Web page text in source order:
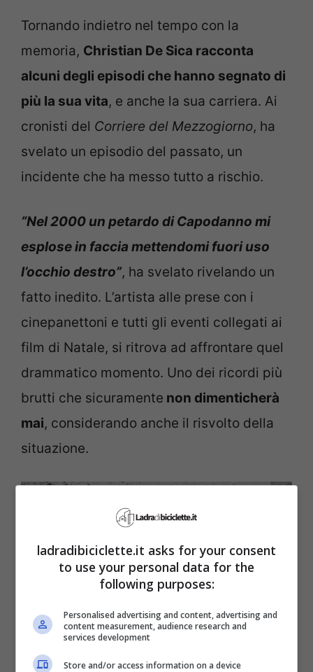
Tornando indietro nel tempo con la
memoria, Christian De Sica racconta
alcuni degli episodi che hanno segnato di
più la sua vita, e anche la sua carriera. Ai
cronisti del Corriere del Mezzogiorno, ha
svelato un episodio del passato, un
incidente che ha messo tutto a rischio.
“Nel 2000 un petardo di Capodanno mi
esplose in faccia mettendomi fuori uso
l’occhio destro”, ha svelato rivelando un
fatto inedito. L’artista alle prese con i
cinepanettoni e tutti gli eventi collegati ai
film di Natale, si ritrova ad affrontare quel
drammatico momento. Uno dei ricordi più
brutti che sicuramente non dimenticherà
mai, considerando anche il risvolto della
situazione.
ladradibiciclette.it asks for your consent
to use your personal data for the
following purposes:
Personalised advertising and content, advertising and
content measurement, audience research and
services development
Store and/or access information on a device